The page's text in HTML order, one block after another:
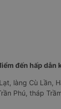
đến hấp dẫn
làng Cù Lần,
Phú, tháp